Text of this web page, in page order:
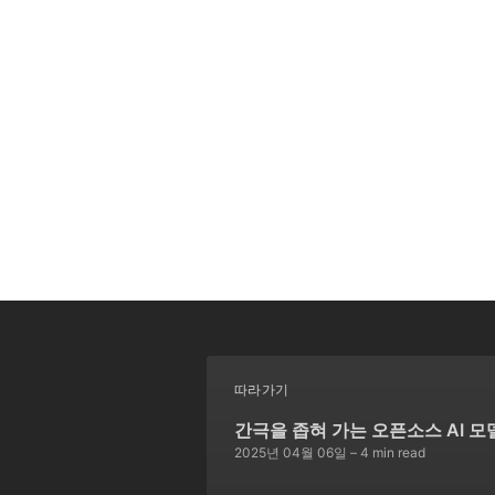
따라가기
간극을 좁혀 가는 오픈소스 AI 모
2025년 04월 06일 – 4 min read